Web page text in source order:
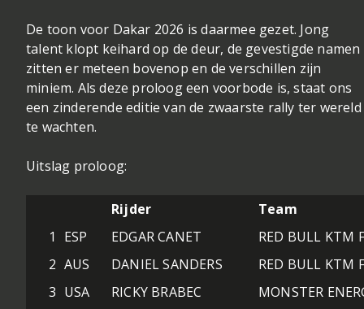
De toon voor Dakar 2026 is daarmee gezet. Jong
talent klopt keihard op de deur, de gevestigde namen
zitten er meteen bovenop en de verschillen zijn
miniem. Als deze proloog een voorbode is, staat ons
een zinderende editie van de zwaarste rally ter wereld
te wachten.
Uitslag proloog:
Rijder
Team
1
ESP EDGAR CANET
RED BULL KTM
2 AUS DANIEL SANDERS
RED BULL KTM
3 USA RICKY BRABEC
MONSTER